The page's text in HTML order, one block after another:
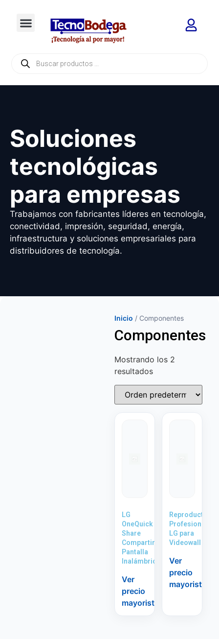
Soluciones
tecnológicas
para empresas
Trabajamos con fabricantes líderes en tecnología,
conectividad, impresión, seguridad, energía,
infraestructura y soluciones empresariales para
distribuidores de tecnología.
Inicio / Componentes
Componentes
Mostrando los 2
resultados
LG
OneQuick
Share
Compartir
Pantalla
Inalámbrica
Ver
precio
mayorista
Reproductor
Profesional
LG para
Videowall
Ver
precio
mayorista